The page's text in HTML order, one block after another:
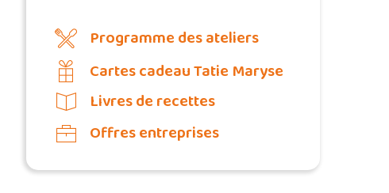
Programme des ateliers
Cartes cadeau Tatie Maryse
Livres de recettes
Offres entreprises